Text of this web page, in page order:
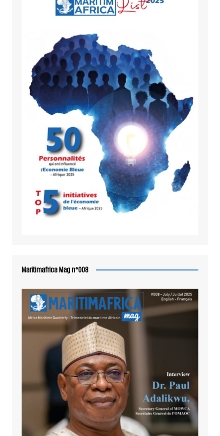
Maritimafrica Mag n°008